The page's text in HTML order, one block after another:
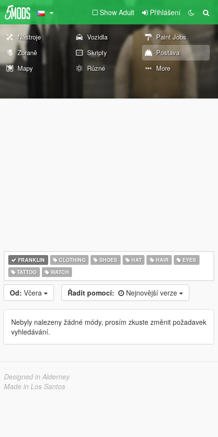
Show Adult Přihlášení
Nástroje Vozidla
Paint Jobs
Zbraně
Skripty
Postava
Mapy
Různé More
FRANKLIN CLOTHING SHOES HAT HAIR
EYES
TATTOO
WATCH
Od: Včera Řadit pomocí: Nejnovější verze
Nebyly nalezeny žádné módy, prosím zkuste změnit požadavek
vyhledávání.
Designed in Alderney
Made in Los Santos